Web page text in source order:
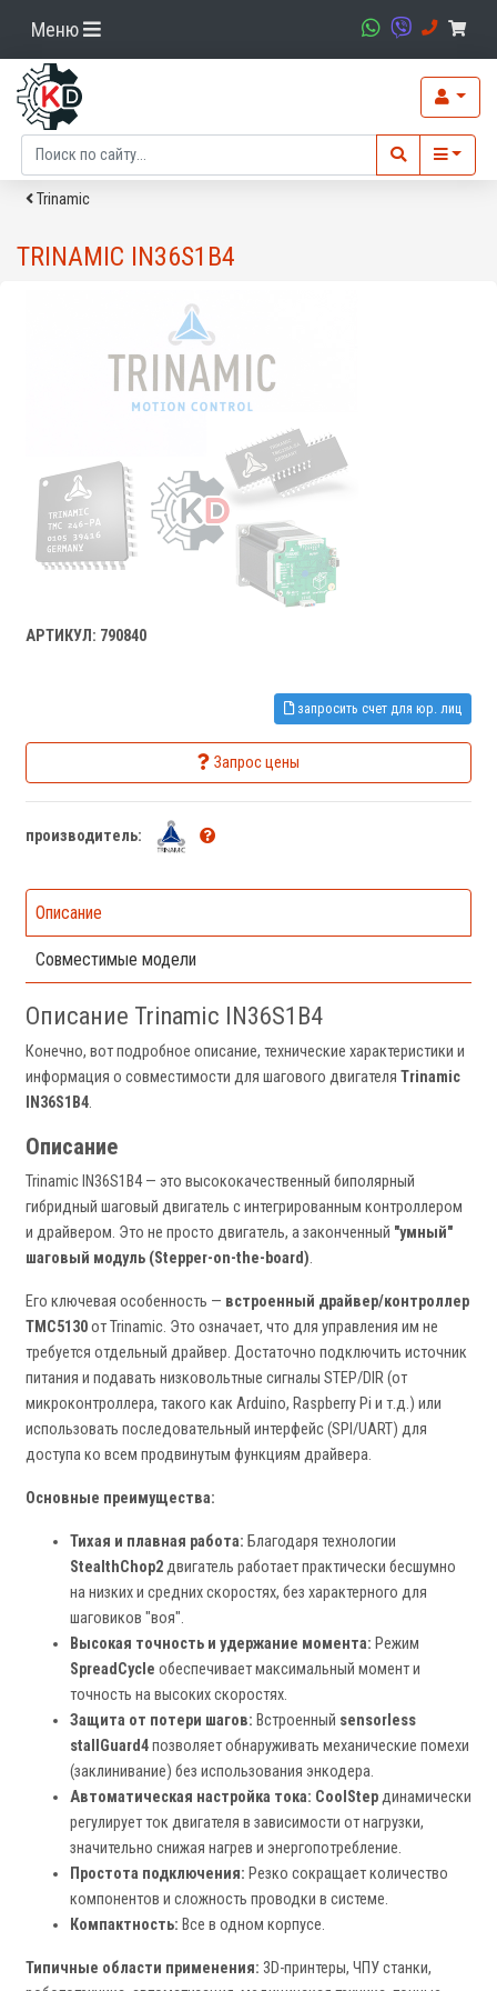
Меню
Trinamic
TRINAMIC IN36S1B4
АРТИКУЛ: 790840
запросить счет для юр. лиц
Запрос цены
производитель:
Описание
Совместимые модели
Описание Trinamic IN36S1B4
Конечно, вот подробное описание, технические характеристики и
информация о совместимости для шагового двигателя Trinamic
IN36S1B4.
Описание
Trinamic IN36S1B4 — это высококачественный биполярный
гибридный шаговый двигатель с интегрированным контроллером
и драйвером. Это не просто двигатель, а законченный "умный"
шаговый модуль (Stepper-on-the-board).
Его ключевая особенность — встроенный драйвер/контроллер
TMC5130от Trinamic. Это означает, что для управления им не
требуется отдельный драйвер. Достаточно подключить источник
питания и подавать низковольтные сигналы STEP/DIR (от
микроконтроллера, такого как Arduino, Raspberry Pi и т.д.) или
использовать последовательный интерфейс (SPI/UART) для
доступа ко всем продвинутым функциям драйвера.
Основные преимущества:
Тихая и плавная работа: Благодаря технологии
StealthChop2двигатель работает практически бесшумно
на низких и средних скоростях, без характерного для
шаговиков "воя".
Высокая точность и удержание момента: Режим
SpreadCycle обеспечивает максимальный момент и
точность на высоких скоростях.
Защита от потери шагов: Встроенный sensorless
stallGuard4позволяет обнаруживать механические помехи
(заклинивание) без использования энкодера.
Автоматическая настройка тока: CoolStepдинамически
регулирует ток двигателя в зависимости от нагрузки,
значительно снижая нагрев и энергопотребление.
Простота подключения: Резко сокращает количество
компонентов и сложность проводки в системе.
Компактность: Все в одном корпусе.
Типичные области применения: 3D-принтеры, ЧПУ станки,